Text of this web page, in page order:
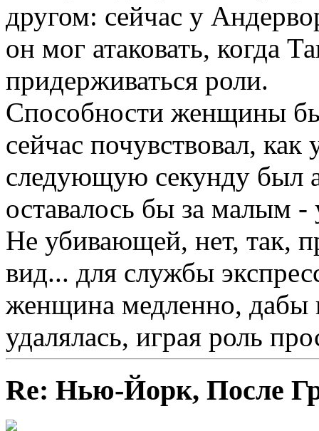
другом: сейчас у
он мог атаковать, когда
придерживаться роли.
Способности женщины
сейчас почувствовал, как
следующую секунду был
оставалось бы за малым
Не убивающей, нет, так,
вид... для службы
женщина медленно, дабы
удалялась, играя роль
Re: Нью-Йорк, После